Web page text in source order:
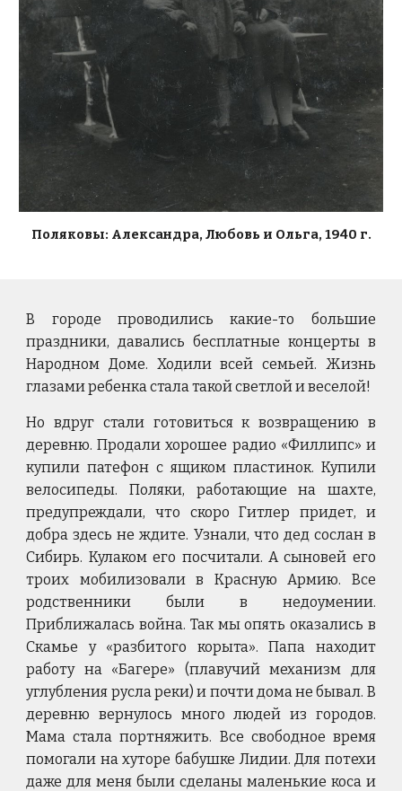
Поляковы: Александра, Любовь и Ольга, 1940 г.
В городе проводились какие-то большие
праздники, давались бесплатные концерты в
Народном Доме. Ходили всей семьей. Жизнь
глазами ребенка стала такой светлой и веселой!
Но вдруг стали готовиться к возвращению в
деревню. Продали хорошее радио «Филлипс» и
купили патефон с ящиком пластинок. Купили
велосипеды. Поляки, работающие на шахте,
предупреждали, что скоро Гитлер придет, и
добра здесь не ждите. Узнали, что дед сослан в
Сибирь. Кулаком его посчитали. А сыновей его
троих мобилизовали в Красную Армию. Все
родственники были в недоумении.
Приближалась война. Так мы опять оказались в
Скамье у «разбитого корыта». Папа находит
работу на «Багере» (плавучий механизм для
углубления русла реки) и почти дома не бывал. В
деревню вернулось много людей из городов.
Мама стала портняжить. Все свободное время
помогали на хуторе бабушке Лидии. Для потехи
даже для меня были сделаны маленькие коса и